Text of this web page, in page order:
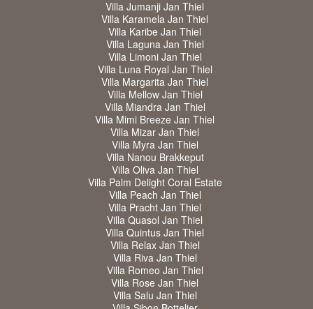
Villa Jumanji Jan Thiel
Villa Karamela Jan Thiel
Villa Karibe Jan Thiel
Villa Laguna Jan Thiel
Villa Limoni Jan Thiel
Villa Luna Royal Jan Thiel
Villa Margarita Jan Thiel
Villa Mellow Jan Thiel
Villa Miandra Jan Thiel
Villa Mimi Breeze Jan Thiel
Villa Mizar Jan Thiel
Villa Myra Jan Thiel
Villa Nanou Brakkeput
Villa Oliva Jan Thiel
Villa Palm Delight Coral Estate
Villa Peach Jan Thiel
Villa Pracht Jan Thiel
Villa Quasol Jan Thiel
Villa Quintus Jan Thiel
Villa Relax Jan Thiel
Villa Riva Jan Thiel
Villa Romeo Jan Thiel
Villa Rose Jan Thiel
Villa Salu Jan Thiel